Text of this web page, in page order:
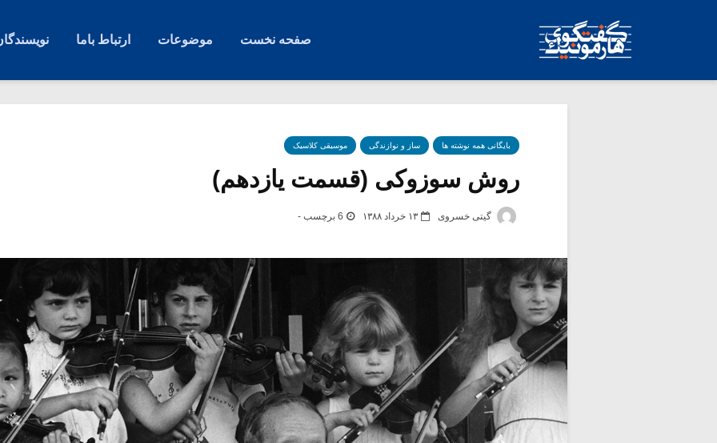
صفحه نخست موضوعات ارتباط باما
بایگانی همه نوشته ها ساز و نوازندگی موسیقی کلاسیک
روش سوزوکی (قسمت یازدهم)
گیتی خسروی ۱۳ خرداد ۱۳۸۸ 6 برچسب -